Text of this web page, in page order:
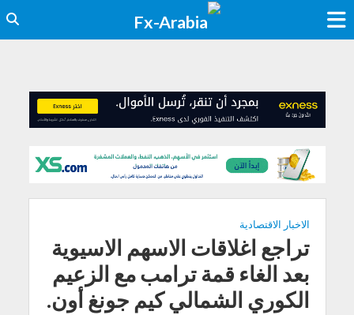
الاخبار الاقتصادية
تراجع اغلاقات الاسهم الاسيوية
بعد الغاء قمة ترامب مع الزعيم
الكوري الشمالي كيم جونغ أون.